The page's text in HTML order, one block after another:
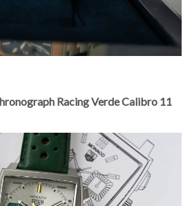
Racing Verde Calibro 11